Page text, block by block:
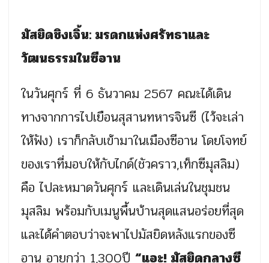
มัสยิดชิงเจิ้น: มรดกแห่งศรัทธาและ
วัฒนธรรมในซีอาน
ในวันศุกร์ ที่ 6 ธันวาคม 2567 คณะได้เดิน
ทางจากการไปเยือนสุสานทหารจินซี (ไว้จะเล่า
ให้ฟัง) เราก็กลับเข้ามาในเมืองซีอาน โดยโจทย์
ของเราที่มอบให้กับไกด์(ชัวคราว,เท็กซีมุสลิม)
คือ ไปละหมาดวันศุกร์ และเดินเล่นในชุมชน
มุสลิม พร้อมกับเมนูพื้นบ้านสุดแสนอร่อยที่สุด
และได้คำตอบว่าจะพาไปมัสยิดหลังแรกของซี
อาน อายุกว่า 1,300ปี “แอะ! มัสยิดกลางซี